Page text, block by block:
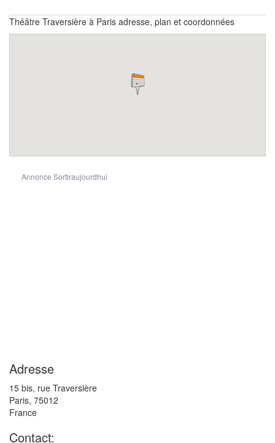
Théâtre Traversière à Paris adresse, plan et coordonnées
Annonce Sortiraujourdhui
Adresse
15 bis, rue Traversière
Paris, 75012
France
Contact: